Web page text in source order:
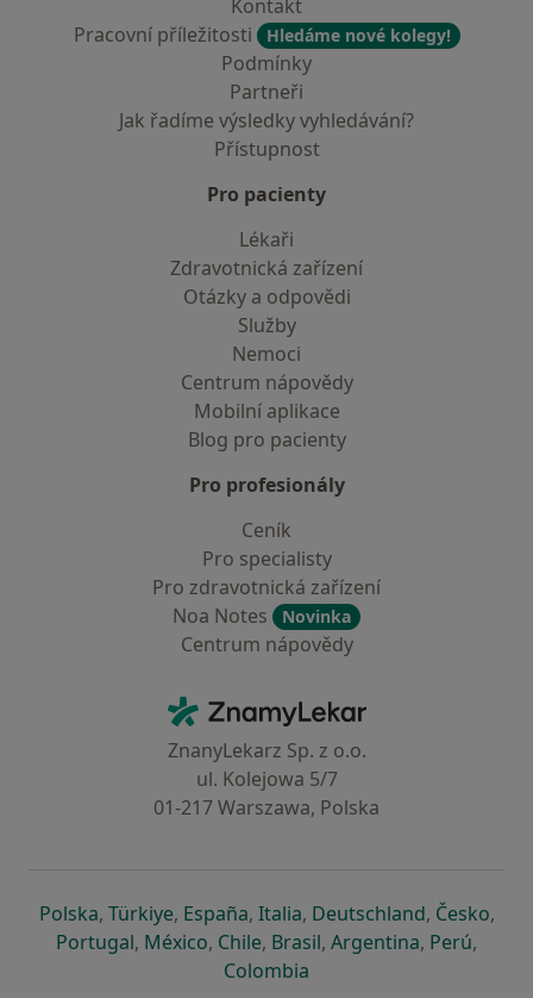
Kontakt
Pracovní příležitosti
Hledáme nové kolegy!
Podmínky
Partneři
Jak řadíme výsledky vyhledávání?
Přístupnost
Pro pacienty
Lékaři
Zdravotnická zařízení
Otázky a odpovědi
Služby
Nemoci
Centrum nápovědy
Mobilní aplikace
Blog pro pacienty
Pro profesionály
Ceník
Pro specialisty
Pro zdravotnická zařízení
Noa Notes
Novinka
Centrum nápovědy
ZnamyLekar - Hlavní stránka
ZnanyLekarz Sp. z o.o.
ul. Kolejowa 5/7
01-217 Warszawa, Polska
Polskase otevře v nové záložce
, Türkiyese otevře v nové záložce
, Españase otevře v nové záložce
, Italiase otevře v nové záložce
, Deutschlandse otevře v
, Českose
,
Portugalse otevře v nové záložce
, Méxicose otevře v nové záložce
, Chilese otevře v nové záložce
, Brasilse otevře v nové
, Argentinase otevře v
, Perúse
,
Colombia